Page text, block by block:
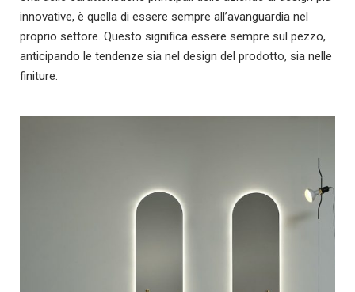
innovative, è quella di essere sempre all’avanguardia nel
proprio settore. Questo significa essere sempre sul pezzo,
anticipando le tendenze sia nel design del prodotto, sia nelle
finiture.